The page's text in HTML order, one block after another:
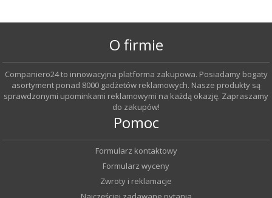
O firmie
Companiero24 to innowacyjna platforma zakupowa. Posiadamy bogaty
asortyment ponad 8000 gadżetów reklamowych. Nasze produkty są
sprawdzonymi upominkami reklamowymi na każdą okazję. Zapraszamy
do zakupów!
Pomoc
Formularz kontaktowy
Formularz wyceny
Zwroty i reklamacje